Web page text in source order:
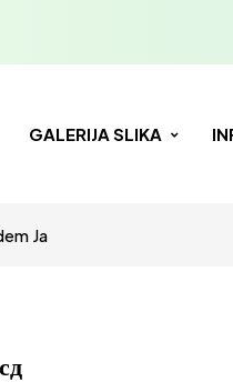
GALERIJA SLIKA
Ja